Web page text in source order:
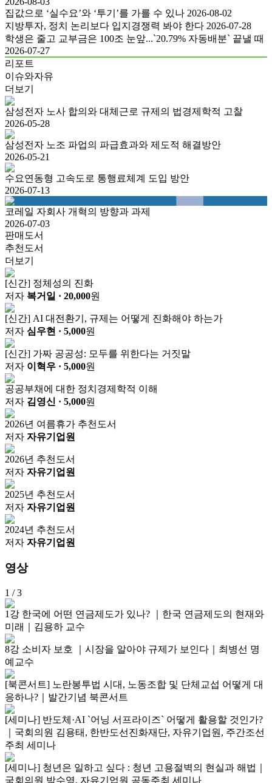
집값으로 ‘실수요’와 ‘투기’를 가를 수 있나 2026-08-02
지방투자, 정치 논리보다 입지경쟁력 봐야 한다 2026-07-28
학생은 줄고 교부금은 100조 눈앞...`20.79% 자동배분` 끝낼 때
2026-07-27
리포트
이슈와자유
더보기
삼성전자 노사 합의와 대체근로 규제의 법경제학적 고찰
2026-05-28
삼성전자 노조 파업의 파급효과와 제도적 해결방안
2026-05-21
수요연동형 고속도로 통행료체계 도입 방안
2026-07-13
코레일 자회사 개혁의 방향과 과제
2026-07-03
판매도서
추천도서
더보기
[신간] 정체성의 진화
저자 복거일 · 20,000원
[신간] AI 대전환기, 규제는 어떻게 진화해야 하는가
저자 심우현 · 5,000원
[신간] 가짜 공공성: 모두를 위한다는 거짓말
저자 이혁우 · 5,000원
공공부채에 대한 정치경제학적 이해
저자 김영신 · 5,000원
2026년 여름휴가 추천도서
저자 자유기업원
2026년 추천도서
저자 자유기업원
2025년 추천도서
저자 자유기업원
2024년 추천도서
저자 자유기업원
영상
1 / 3
1강 한국에 어떤 연금제도가 있나? ｜한국 연금제도의 현재와
미래｜김용하 교수
8강 소비자 보호 ｜시장을 알아야 규제가 보인다｜최병선 명
예교수
[북콘서트] 노란봉투법 시대, 노동조합 및 단체교섭 어떻게 대
응하나?｜발간기념 북콘서트
[세미나] 반도체·AI `어닝 서프라이즈` 어떻게 활용할 것인가?
｜국회의원 김용태, 한반도선진화재단, 자유기업원, 주간조선
주최 세미나
[세미나] 청년은 일하고 싶다 : 청년 고용절벽의 현실과 해법｜
국회의원 박수영, 자유기업원 공동주최 세미나